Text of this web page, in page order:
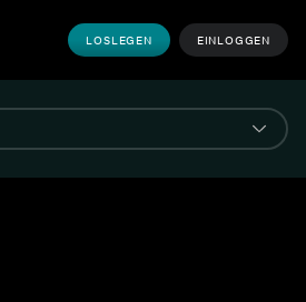
LOSLEGEN EINLOGGEN